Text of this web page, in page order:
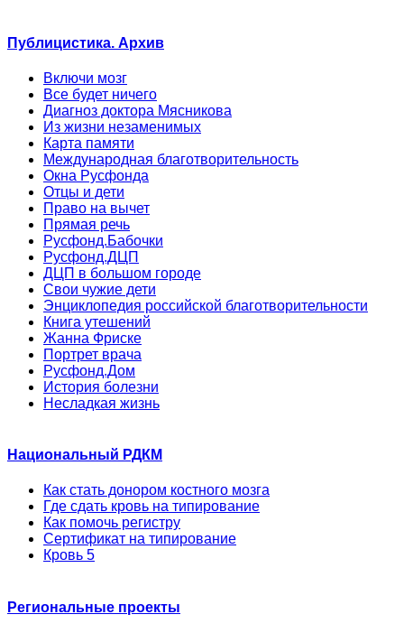
Публицистика. Архив
Включи мозг
Все будет ничего
Диагноз доктора Мясникова
Из жизни незаменимых
Карта памяти
Международная благотворительность
Окна Русфонда
Отцы и дети
Право на вычет
Прямая речь
Русфонд.Бабочки
Русфонд.ДЦП
ДЦП в большом городе
Свои чужие дети
Энциклопедия российской благотворительности
Книга утешений
Жанна Фриске
Портрет врача
Русфонд.Дом
История болезни
Несладкая жизнь
Национальный РДКМ
Как стать донором костного мозга
Где сдать кровь на типирование
Как помочь регистру
Сертификат на типирование
Кровь 5
Региональные проекты